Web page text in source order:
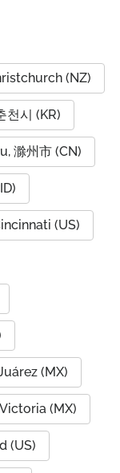
(NZ)
천시 (KR)
滁州市 (CN)
(US)
(MX)
(MX)
(US)